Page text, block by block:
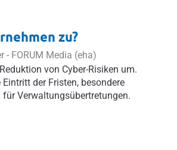
zu?
- FORUM Media (eha)
von Cyber-Risiken um.
der Fristen, besondere
Verwaltungsübertretungen.